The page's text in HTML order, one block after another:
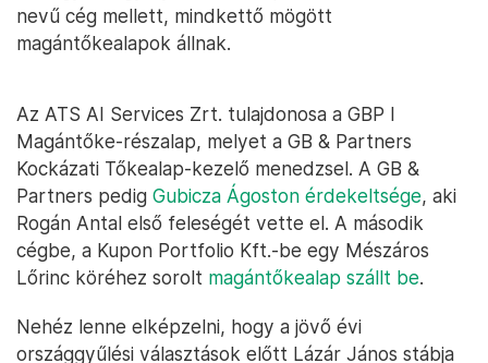
operatív irányítását.
átnézni Lázárék?
A NÚSZ-hoz több fontos szolgáltatócég tartozik. A
díjellenőrzést már korábban átvette az ATS AI
Services Zrt., a cég március 1-től újabb feladatokat
(például díjszedés) is kapott volna. A korábban
Asura Toll Services néven futó vállalkozás a Rogán-
éra egyik nagy nyertese a Kupon Portfolio Kft.
nevű cég mellett, mindkettő mögött
magántőkealapok állnak.